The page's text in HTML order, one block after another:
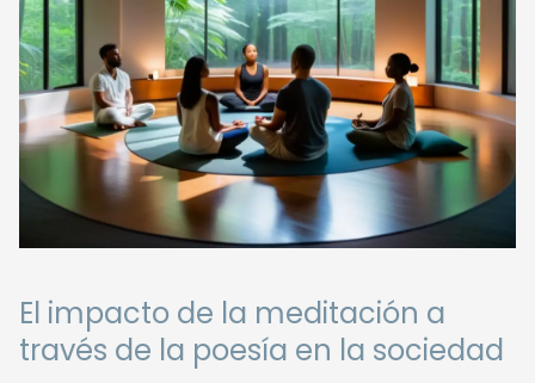
El impacto de la meditación a
través de la poesía en la sociedad